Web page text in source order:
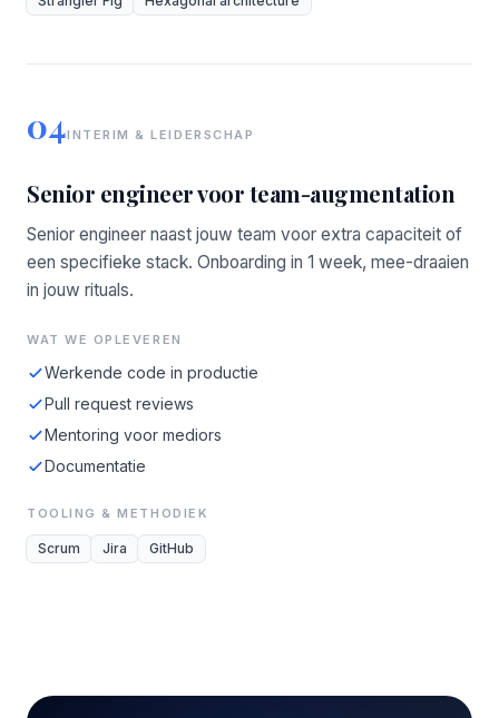
04INTERIM & LEIDERSCHAP
Senior engineer voor team-augmentation
Senior engineer naast jouw team voor extra capaciteit of
een specifieke stack. Onboarding in 1 week, mee-draaien
in jouw rituals.
WAT WE OPLEVEREN
Werkende code in productie
Pull request reviews
Mentoring voor mediors
Documentatie
TOOLING & METHODIEK
Scrum Jira GitHub